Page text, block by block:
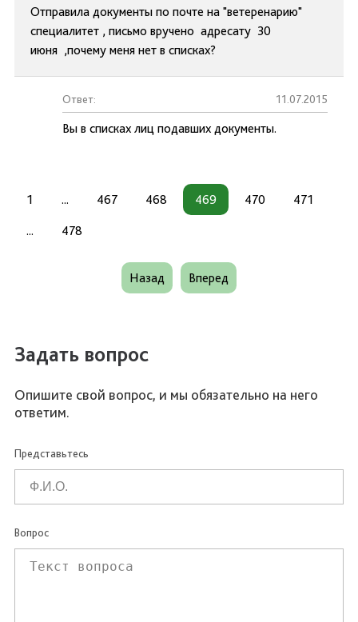
Отправила документы по почте на "ветеренарию"
специалитет , письмо вручено адресату 30
июня ,почему меня нет в списках?
Ответ: 11.07.2015
Вы в списках лиц подавших документы.
1 ... 467 468 469 470 471
... 478
Назад Вперед
Задать вопрос
Опишите свой вопрос, и мы обязательно на него
ответим.
Представьтесь
Вопрос